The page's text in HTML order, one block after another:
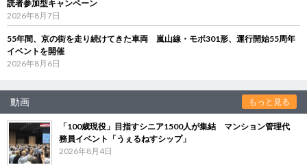
読者参加型キャンペーン
2026年8月7日
55年間、京の街を走り続けてきた車両 嵐山線・モボ301形、運行開始55周年
イベントを開催
2026年8月6日
動画 もっと見る
「100歳現役」目指すシニア1500人が集結 マンション管理代
務員イベント「うぇるねすシップ」
2026年8月4日